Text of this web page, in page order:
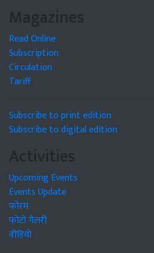
Magazines
Read Online
Subscription
Circulation
Tariff
Subscribe to print edition
Subscribe to digital edition
Activities
Upcoming Events
Events Update
फोरम
फोटो गैलरी
वीडियो